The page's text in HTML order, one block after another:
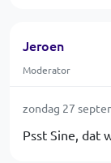
Jeroen
Moderator
zondag 27
Psst Sine, dat